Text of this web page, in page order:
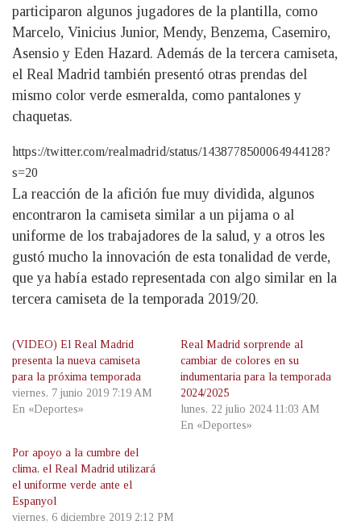
participaron algunos jugadores de la plantilla, como
Marcelo, Vinicius Junior, Mendy, Benzema, Casemiro,
Asensio y Eden Hazard. Además de la tercera camiseta,
el Real Madrid también presentó otras prendas del
mismo color verde esmeralda, como pantalones y
chaquetas.
https://twitter.com/realmadrid/status/1438778500064944128?
s=20
La reacción de la afición fue muy dividida, algunos
encontraron la camiseta similar a un pijama o al
uniforme de los trabajadores de la salud, y a otros les
gustó mucho la innovación de esta tonalidad de verde,
que ya había estado representada con algo similar en la
tercera camiseta de la temporada 2019/20.
(VIDEO) El Real Madrid
presenta la nueva camiseta
para la próxima temporada
viernes, 7 junio 2019 7:19 AM
En «Deportes»
Real Madrid sorprende al
cambiar de colores en su
indumentaria para la temporada
2024/2025
lunes, 22 julio 2024 11:03 AM
En «Deportes»
Por apoyo a la cumbre del
clima, el Real Madrid utilizará
el uniforme verde ante el
Espanyol
viernes, 6 diciembre 2019 2:12 PM